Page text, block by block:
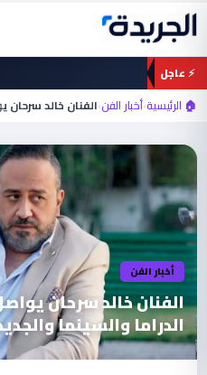
تخطي
المحتوى
⚡ عاجل
🏠 الرئيسية›أخبار الفن›الفنان خالد سرحان
أخبار الفن
الفنان خالد سرحان
الدراما والسينما